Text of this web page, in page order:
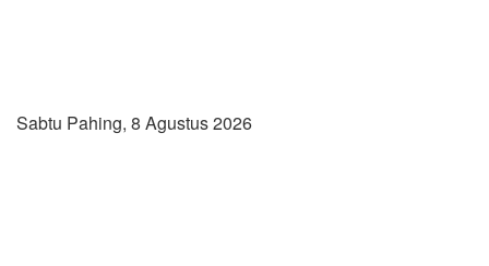
Sabtu Pahing, 8 Agustus 2026